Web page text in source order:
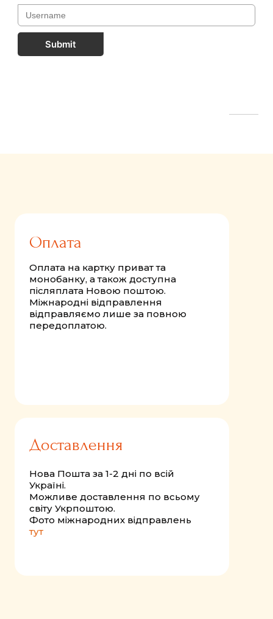
Submit
Оплата
Оплата на картку приват та
монобанку, а також доступна
післяплата Новою поштою.
Міжнародні відправлення
відправляємо лише за повною
передоплатою.
Нова Пошта за 1-2 дні по всій
Україні.
Можливе доставлення по всьому
світу Укрпоштою.
Фото міжнародних відправлень
тут
Доставлення